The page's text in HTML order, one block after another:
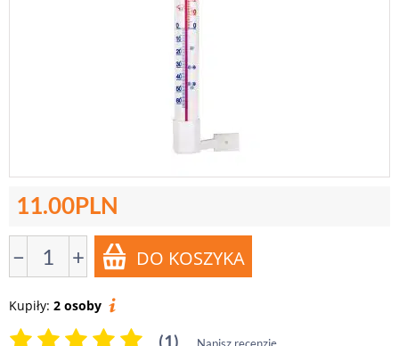
11.00PLN
− +
Kupiły: 2 osoby
(1)